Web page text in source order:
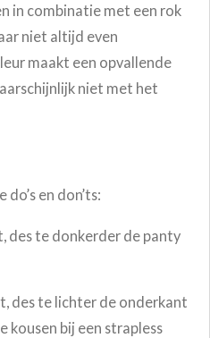
in combinatie met een rok
niet altijd even
maakt een opvallende
niet met het
en don’ts:
des te donkerder de panty
des te lichter de onderkant
kousen bij een strapless